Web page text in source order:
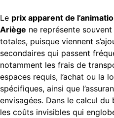
Le prix apparent de
Ariège ne représente
totales, puisque viennent
secondaires qui passent
notamment les frais de
espaces requis, l’achat ou la
spécifiques, ainsi que
envisagées. Dans le calcul
les coûts invisibles qui